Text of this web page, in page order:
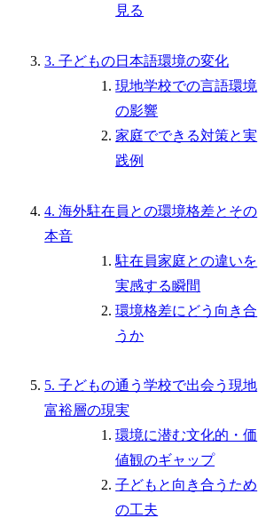
見る
3. 子どもの日本語環境の変化
現地学校での言語環境
の影響
家庭でできる対策と実
践例
4. 海外駐在員との環境格差とその
本音
駐在員家庭との違いを
実感する瞬間
環境格差にどう向き合
うか
5. 子どもの通う学校で出会う現地
富裕層の現実
環境に潜む文化的・価
値観のギャップ
子どもと向き合うため
の工夫